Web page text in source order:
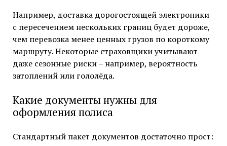
Например, доставка дорогостоящей электроники
с пересечением нескольких границ будет дороже,
чем перевозка менее ценных грузов по короткому
маршруту. Некоторые страховщики учитывают
даже сезонные риски – например, вероятность
затоплений или гололёда.
Какие документы нужны для
оформления полиса
Стандартный пакет документов достаточно прост: